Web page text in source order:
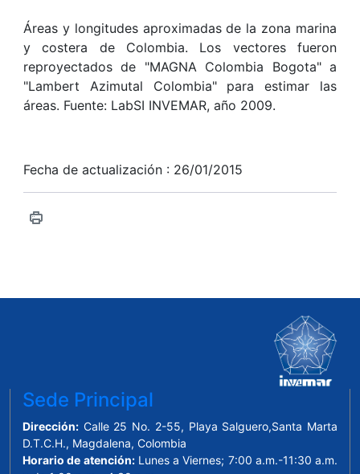
Áreas y longitudes aproximadas de la zona marina
y costera de Colombia. Los vectores fueron
reproyectados de "MAGNA Colombia Bogota" a
"Lambert Azimutal Colombia" para estimar las
áreas. Fuente: LabSI INVEMAR, año 2009.
Fecha de actualización : 26/01/2015
Sede Principal
Dirección: Calle 25 No. 2-55, Playa Salguero,Santa Marta
D.T.C.H., Magdalena, Colombia
Horario de atención:Lunes a Viernes; 7:00 a.m.-11:30 a.m.